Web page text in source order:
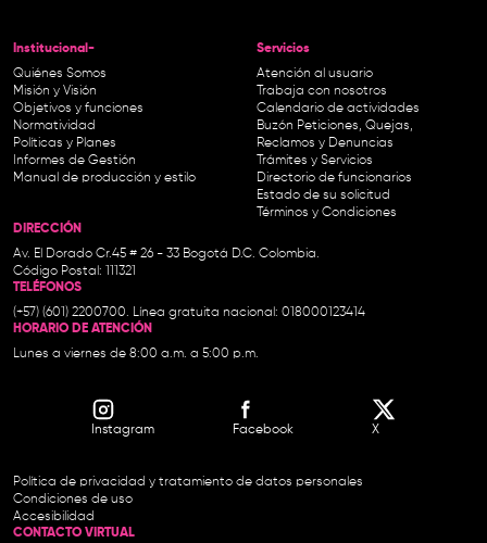
Institucional-
Quiénes Somos
Misión y Visión
Objetivos y funciones
Normatividad
Políticas y Planes
Informes de Gestión
Manual de producción y estilo
Servicios
Atención al usuario
Trabaja con nosotros
Calendario de actividades
Buzón Peticiones, Quejas,
Reclamos y Denuncias
Trámites y Servicios
Directorio de funcionarios
Estado de su solicitud
Términos y Condiciones
DIRECCIÓN
Av. El Dorado Cr.45 # 26 - 33 Bogotá D.C. Colombia.
Código Postal: 111321
TELÉFONOS
(+57) (601) 2200700. Línea gratuita nacional: 018000123414
HORARIO DE ATENCIÓN
Lunes a viernes de 8:00 a.m. a 5:00 p.m.
Instagram Facebook X
Política de privacidad y tratamiento de datos personales
Condiciones de uso
Accesibilidad
CONTACTO VIRTUAL